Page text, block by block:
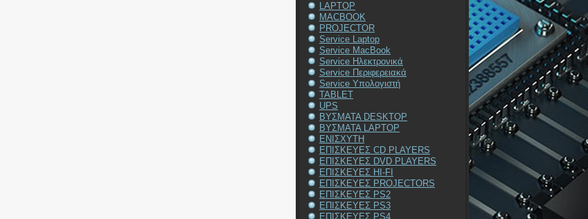
LAPTOP
MACBOOK
PROJECTOR
Service Laptop
Service MacBook
Service Ηλεκτρονικά
Service Περιφερειακά
Service Υπολογιστή
TABLET
UPS
ΒΥΣΜΑΤΑ DESKTOP
ΒΥΣΜΑΤΑ LAPTOP
ΕΝΙΣΧΥΤΗ
ΕΠΙΣΚΕΥΕΣ CD PLAYERS
ΕΠΙΣΚΕΥΕΣ DVD PLAYERS
ΕΠΙΣΚΕΥΕΣ HI-FI
ΕΠΙΣΚΕΥΕΣ PROJECTORS
ΕΠΙΣΚΕΥΕΣ PS2
ΕΠΙΣΚΕΥΕΣ PS3
ΕΠΙΣΚΕΥΕΣ PS4